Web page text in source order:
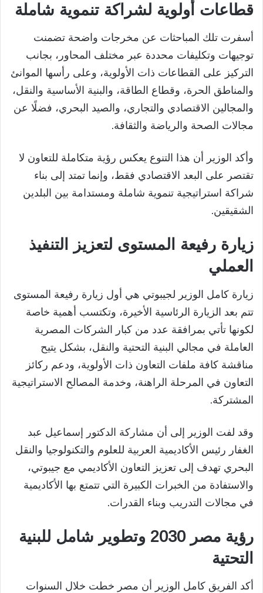
قطاعات أولوية لشراكة تنموية شاملة
أسفرت تلك المباحثات عن مخرجات واضحة تضمنت
توجيهات وتكليفات محددة عبر مختلف المحاور، بجانب
التركيز على القطاعات ذات الأولوية، وعلى رأسها الموانئ
والمناطق الحرة، وقطاع الطاقة، والبنية الأساسية والنقل،
والمجالين الاقتصادي والتجاري، والصيد البحري، فضلًا عن
مجالات الصحة والرياضة والثقافة.
وأكد الوزير أن هذا التنوع يعكس رؤية متكاملة للتعاون لا
تقتصر على البعد الاقتصادي فقط، وإنما تمتد إلى بناء
شراكة استراتيجية تنموية شاملة ومستدامة بين البلدين
الشقيقين.
زيارة رفيعة المستوى لتعزيز التنفيذ
العملي
زيارة كامل الوزير لجيبوتي هي أول زيارة رفيعة المستوى
تتم بعد الزيارة الرئاسية الأخيرة، وتكتسب أهمية خاصة
لكونها تأتي بمرافقة عدد من كبار الشركات المصرية
العاملة في مجالي البنية التحتية والنقل، بشكل يتيح
مناقشة كافة ملفات التعاون ذات الأولوية، ودعم ركائز
التعاون في المرحلة الراهنة، وخدمة المصالح الاستراتيجية
المشتركة.
وقد لفت الوزير إلى أن مشاركة الدكتور إسماعيل عبد
الغفار رئيس الأكاديمية العربية للعلوم والتكنولوجيا والنقل
البحري تهدف إلى تعزيز التعاون الأكاديمي مع جيبوتي،
والاستفادة من الخبرات الكبيرة التي تتمتع بها الأكاديمية
في مجالات التدريب وبناء القدرات.
رؤية مصر 2030 وتطوير شامل للبنية
التحتية
أكد الفريق كامل الوزير أن مصر خطت خلال السنوات